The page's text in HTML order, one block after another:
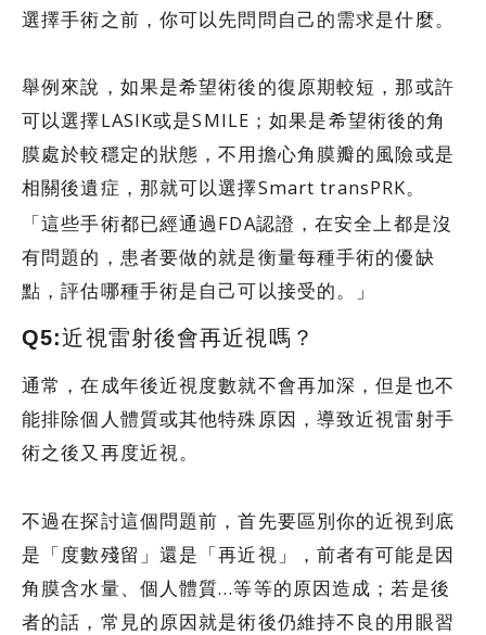
選擇手術之前，你可以先問問自己的需求是什麼。
舉例來說，如果是希望術後的復原期較短，那或許
可以選擇LASIK或是SMILE；如果是希望術後的角
膜處於較穩定的狀態，不用擔心角膜瓣的風險或是
相關後遺症，那就可以選擇Smart transPRK。
「這些手術都已經通過FDA認證，在安全上都是沒
有問題的，患者要做的就是衡量每種手術的優缺
點，評估哪種手術是自己可以接受的。」
Q5:近視雷射後會再近視嗎？
通常，在成年後近視度數就不會再加深，但是也不
能排除個人體質或其他特殊原因，導致近視雷射手
術之後又再度近視。
不過在探討這個問題前，首先要區別你的近視到底
是「度數殘留」還是「再近視」，前者有可能是因
角膜含水量、個人體質…等等的原因造成；若是後
者的話，常見的原因就是術後仍維持不良的用眼習